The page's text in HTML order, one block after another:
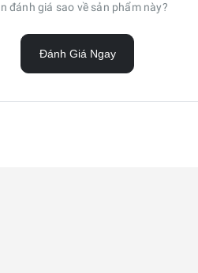
đánh giá sao về sản phẩm này?
Đánh Giá Ngay